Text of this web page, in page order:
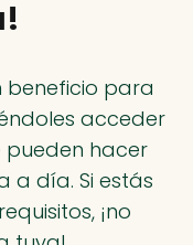
beneficio para
acceder
pueden hacer
a día. Si estás
¡no